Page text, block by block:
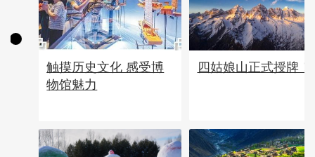
触摸历史文化 感受博
物馆魅力
四姑娘山正式授牌！